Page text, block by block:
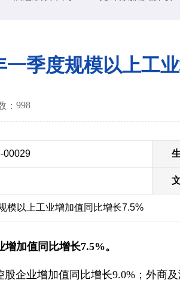
一季度规模以上工
： 998
00029
模以上工业增加值同比增长7.5%
增加值同比增长7.5%。
股企业增加值同比增长9.0% ；外商